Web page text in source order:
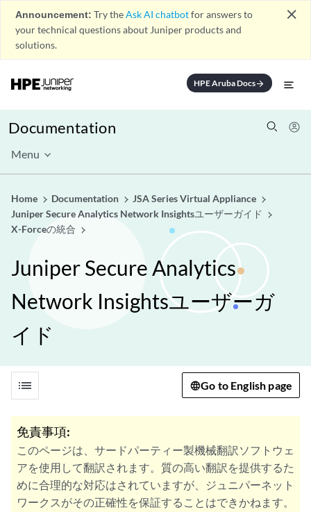
Announcement: Try theAsk AI chatbotfor answers to
your technical questions about Juniper products and
solutions.
close
HPE Aruba Docsarrow_forward
Documentation
Menu
Home Documentation
JSA Series Virtual Appliance
Juniper Secure Analytics Network Insightsユーザーガイド
X-Forceの統合
Juniper Secure Analytics
Network Insightsユーザーガ
イド
list Go to English page
免責事項:
このページは、サードパーティー製機械翻訳ソフトウェ
アを使用して翻訳されます。質の高い翻訳を提供するた
めに合理的な対応はされていますが、ジュニパーネット
ワークスがその正確性を保証することはできかねます。